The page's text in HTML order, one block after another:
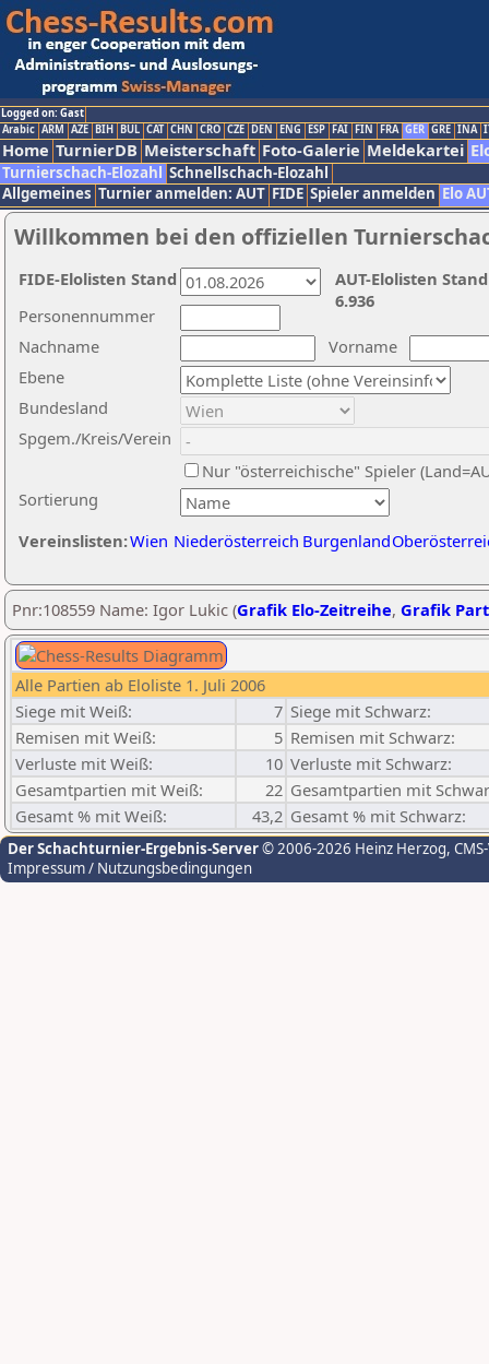
Logged on: Gast
Arabic ARM AZE BIH BUL CAT CHN CRO CZE DEN ENG ESP FAI FIN FRA GER GRE INA
Home TurnierDB Meisterschaft Foto-Galerie Meldekartei
Turnierschach-Elozahl Schnellschach-Elozahl
Allgemeines Turnier anmelden: AUT FIDE Spieler anmelden Elo
Willkommen bei den offiziellen
Nachname
Vorname
Ebene
Sortierung
Personennummer
Bundesland
Spgem./Kreis/Verein
Nur "österreichische" Spieler
Vereinslisten:Wien Niederösterreich Burgenland
AUT-Elolisten
6.936
FIDE-Elolisten Stand
Pnr:108559 Name: Igor Lukic (Grafik Elo-Zeitreihe, Grafik
Alle Partien ab Eloliste 1. Juli 2006
Siege mit Weiß:
7 Siege mit Schwarz:
Remisen mit Weiß:
5 Remisen mit Schwarz:
Verluste mit Weiß:
10 Verluste mit Schwarz:
Gesamtpartien mit Weiß:
22 Gesamtpartien mit
Gesamt % mit Weiß:
43,2 Gesamt % mit Schwarz:
Der Schachturnier-Ergebnis-Server© 2006-2026 Heinz Herzog,
Impressum / Nutzungsbedingungen